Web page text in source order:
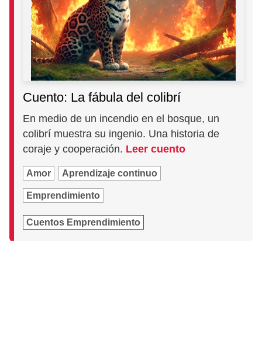
Cuento: La fábula del colibrí
En medio de un incendio en el bosque, un
colibrí muestra su ingenio. Una historia de
coraje y cooperación. Leer cuento
Amor Aprendizaje continuo
Emprendimiento
Cuentos Emprendimiento